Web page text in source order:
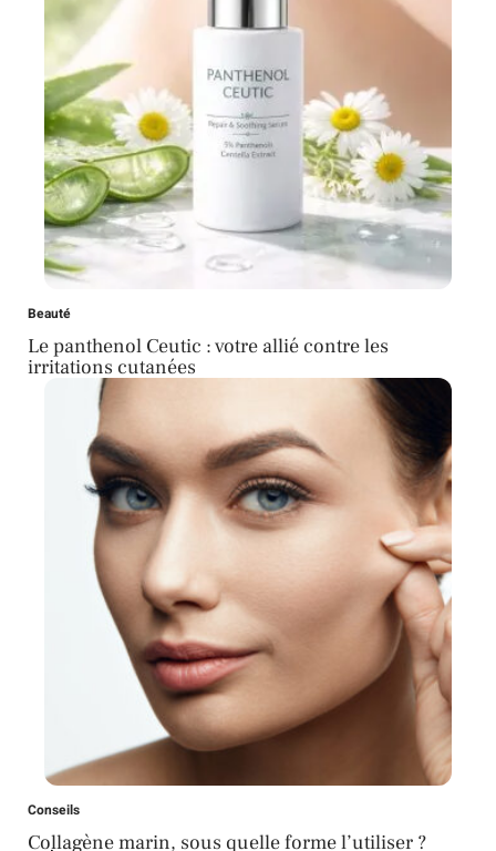
Beauté
Le panthenol Ceutic : votre allié contre les
irritations cutanées
Conseils
Collagène marin, sous quelle forme l’utiliser ?